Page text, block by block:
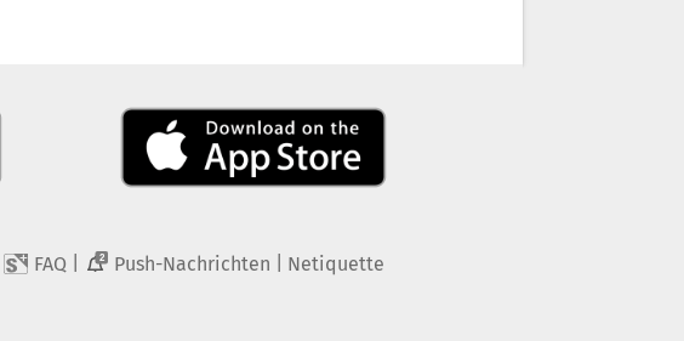
FAQ 2 Push-Nachrichten Netiquette